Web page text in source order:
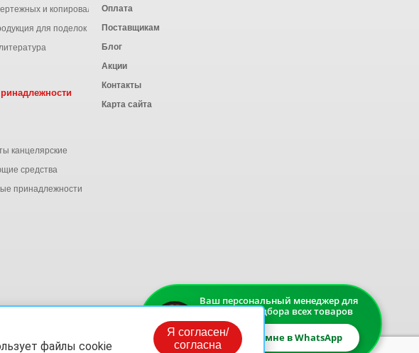
и копировальных работ
для поделок
канцелярские
средства
принадлежности
Оплата
Поставщикам
Блог
Акции
Контакты
Карта сайта
Ваш персональный менеджер для
быстрого подбора всех товаров
Напишите мне в WhatsApp
файлы cookie
Я согласен/
согласна